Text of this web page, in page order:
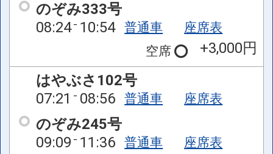
のぞみ333号
08:24 10:54 普通車
座席表
空席
+3,000円
はやぶさ102号
07:21
08:56 普通車 座席表
のぞみ245号
09:09 11:36 普通車
座席表